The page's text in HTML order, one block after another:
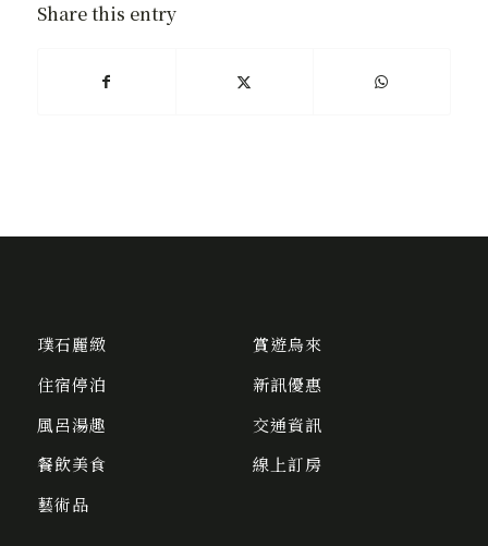
Share this entry
璞石麗緻
住宿停泊
風呂湯趣
餐飲美食
藝術品
賞遊烏來
新訊優惠
交通資訊
線上訂房